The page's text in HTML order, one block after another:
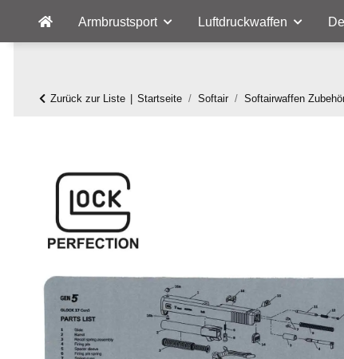
Armbrustsport Luftdruckwaffen
Zurück zur Liste Startseite Softair Softairwaffen